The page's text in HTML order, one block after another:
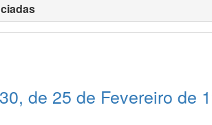
de 25 de Fevereiro de